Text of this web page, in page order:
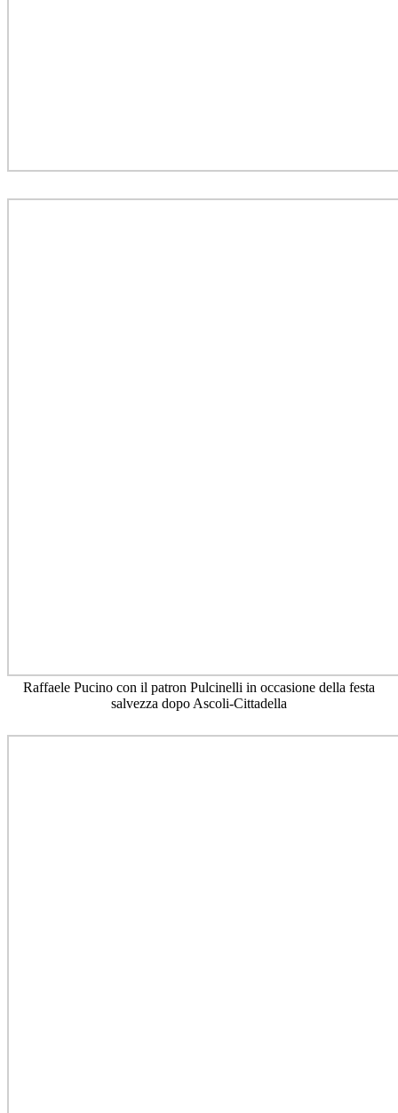
Raffaele Pucino con il patron Pulcinelli in occasione della festa
salvezza dopo Ascoli-Cittadella